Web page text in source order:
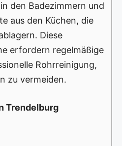
den Badezimmern und
aus den Küchen, die
Diese
erfordern regelmäßige
Rohrreinigung,
zu vermeiden.
Trendelburg